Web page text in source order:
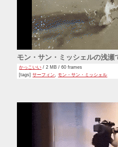
モン・サン・ミッシェルの浅瀬
かっこいい / 2 MB / 60 frames
[tags]サーフィン ,モン・サン・ミッシェル